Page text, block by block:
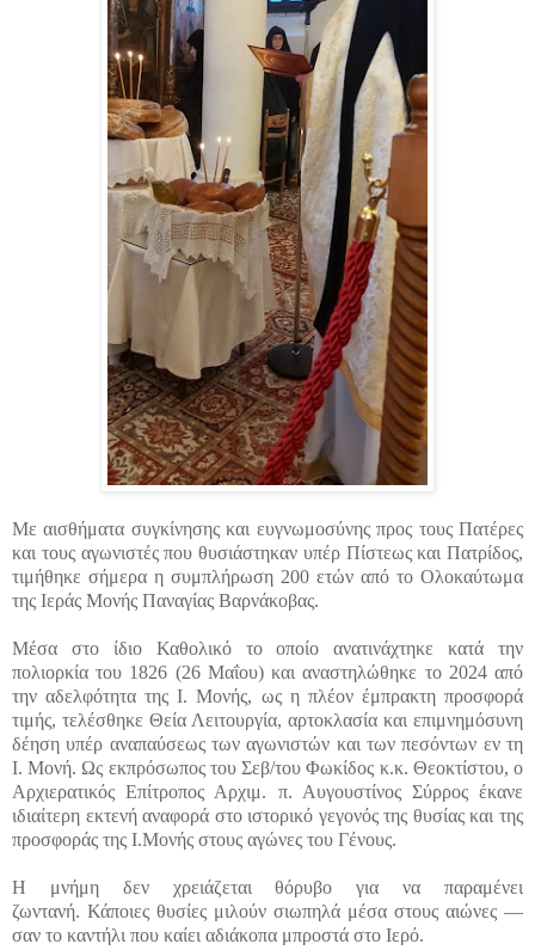
Με αισθήματα συγκίνησης και ευγνωμοσύνης προς τους Πατέρες
και τους αγωνιστές που θυσιάστηκαν υπέρ Πίστεως και Πατρίδος,
τιμήθηκε σήμερα η συμπλήρωση 200 ετών από το Ολοκαύτωμα
της Ιεράς Μονής Παναγίας Βαρνάκοβας.
Μέσα στο ίδιο Καθολικό το οποίο ανατινάχτηκε κατά την
πολιορκία του 1826 (26 Μαΐου) και αναστηλώθηκε το 2024 από
την αδελφότητα της Ι. Μονής, ως η πλέον έμπρακτη προσφορά
τιμής, τελέσθηκε Θεία Λειτουργία, αρτοκλασία και επιμνημόσυνη
δέηση υπέρ αναπαύσεως των αγωνιστών και των πεσόντων εν τη
Ι. Μονή. Ως εκπρόσωπος του Σεβ/του Φωκίδος κ.κ. Θεοκτίστου, ο
Αρχιερατικός Επίτροπος Αρχιμ. π. Αυγουστίνος Σύρρος έκανε
ιδιαίτερη εκτενή αναφορά στο ιστορικό γεγονόςτης θυσίας και της
προσφοράς της Ι.Μονής στους αγώνες του Γένους.
Η μνήμη δεν χρειάζεται θόρυβογια να παραμένει
ζωντανή. Κάποιες θυσίες μιλούν σιωπηλά μέσα στους αιώνες —
σαν το καντήλι που καίει αδιάκοπα μπροστά στο Ιερό.